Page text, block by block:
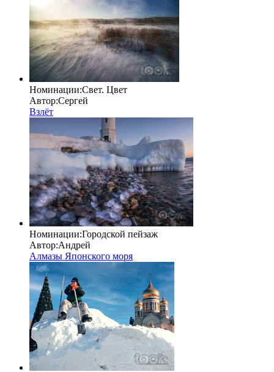
Номинации:Свет. Цвет
Автор:Сергей
Взлёт
Номинации:Городской пейзаж
Автор:Андрей
Алмазы Японского моря